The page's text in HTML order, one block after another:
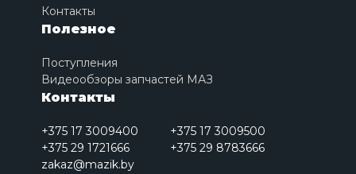
Контакты
Полезное
Поступления
Видеообзоры запчастей МАЗ
Контакты
+375 17 3009400
+375 17 3009500
+375 29 1721666
+375 29 8783666
zakaz@mazik.by